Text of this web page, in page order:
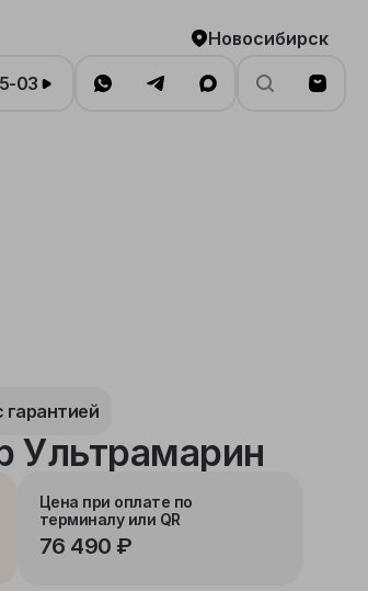
Новосибирск
03
гарантией
Ультрамарин
Цена при оплате по
терминалу или QR
76 490 ₽